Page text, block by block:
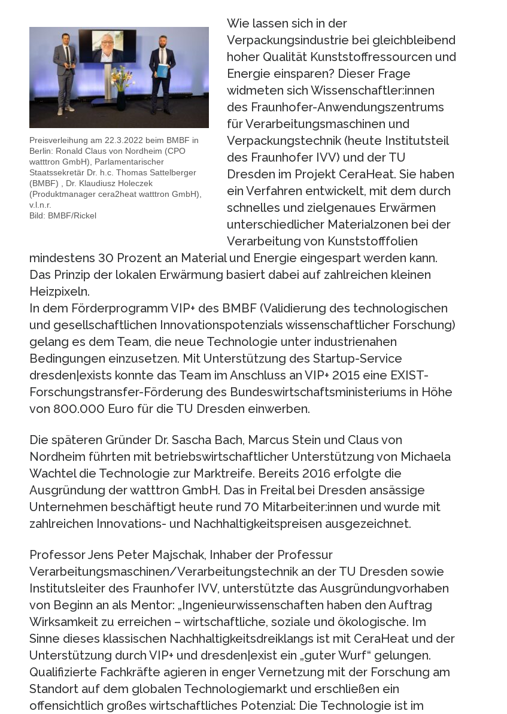
Preisverleihung am 22.3.2022 beim BMBF in
Berlin: Ronald Claus von Nordheim (CPO
watttron GmbH), Parlamentarischer
Staatssekretär Dr. h.c. Thomas Sattelberger
(BMBF) , Dr. Klaudiusz Holeczek
(Produktmanager cera2heat watttron GmbH),
v.l.n.r.
Bild: BMBF/Rickel
Wie lassen sich in der
Verpackungsindustrie bei gleichbleibend
hoher Qualität Kunststoffressourcen und
Energie einsparen? Dieser Frage
widmeten sich Wissenschaftler:innen
des Fraunhofer-Anwendungszentrums
für Verarbeitungsmaschinen und
Verpackungstechnik (heute Institutsteil
des Fraunhofer IVV) und der TU
Dresden im Projekt CeraHeat. Sie haben
ein Verfahren entwickelt, mit dem durch
schnelles und zielgenaues Erwärmen
unterschiedlicher Materialzonen bei der
Verarbeitung von Kunststofffolien
mindestens 30 Prozent an Material und Energie eingespart werden kann.
Das Prinzip der lokalen Erwärmung basiert dabei auf zahlreichen kleinen
Heizpixeln.
In dem Förderprogramm VIP+ des BMBF (Validierung des technologischen
und gesellschaftlichen Innovationspotenzials wissenschaftlicher Forschung)
gelang es dem Team, die neue Technologie unter industrienahen
Bedingungen einzusetzen. Mit Unterstützung des Startup-Service
dresden|exists konnte das Team im Anschluss an VIP+ 2015 eine EXIST-
Forschungstransfer-Förderung des Bundeswirtschaftsministeriums in Höhe
von 800.000 Euro für die TU Dresden einwerben.
Die späteren Gründer Dr. Sascha Bach, Marcus Stein und Claus von
Nordheim führten mit betriebswirtschaftlicher Unterstützung von Michaela
Wachtel die Technologie zur Marktreife. Bereits 2016 erfolgte die
Ausgründung der watttron GmbH. Das in Freital bei Dresden ansässige
Unternehmen beschäftigt heute rund 70 Mitarbeiter:innen und wurde mit
zahlreichen Innovations- und Nachhaltigkeitspreisen ausgezeichnet.
Professor Jens Peter Majschak, Inhaber der Professur
Verarbeitungsmaschinen/Verarbeitungstechnik an der TU Dresden sowie
Institutsleiter des Fraunhofer IVV, unterstützte das Ausgründungvorhaben
von Beginn an als Mentor: „Ingenieurwissenschaften haben den Auftrag
Wirksamkeit zu erreichen – wirtschaftliche, soziale und ökologische. Im
Sinne dieses klassischen Nachhaltigkeitsdreiklangs ist mit CeraHeat und der
Unterstützung durch VIP+ und dresden|exist ein „guter Wurf“ gelungen.
Qualifizierte Fachkräfte agieren in enger Vernetzung mit der Forschung am
Standort auf dem globalen Technologiemarkt und erschließen ein
offensichtlich großes wirtschaftliches Potenzial: Die Technologie ist im